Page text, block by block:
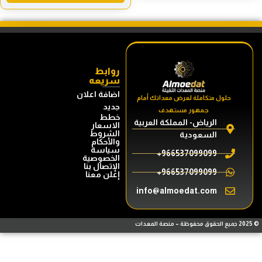
حلول متكاملة لعرض معداتك أمام
جمهور مستهدف
الرياض- المملكة العربية
السعودية
966537099099+
966537099099+
info@almoedat.com
روابط
سريعه
اضافة اعلان
جديد
خطط
الاسعار
الشروط
والأحكام
سياسة
الخصوصية
الإتصال بنا
إعلن معنا